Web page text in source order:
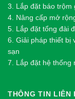
3. Lắp đặt báo trộm
4. Nâng cấp mở
5. Lắp đặt tổng đài
6. Giải pháp thiết bị
sạn
7. Lắp đặt hệ thống
THÔNG TIN LIÊN